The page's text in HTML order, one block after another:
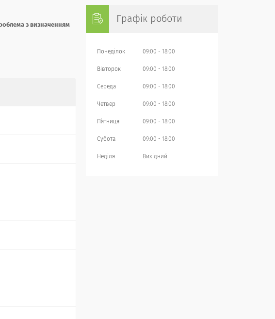
з визначенням
Графік роботи
Понеділок 09:00 18:00
Вівторок 09:00 18:00
Середа 09:00 18:00
Четвер 09:00 18:00
Пʼятниця 09:00 18:00
Субота 09:00 18:00
Неділя Вихідний